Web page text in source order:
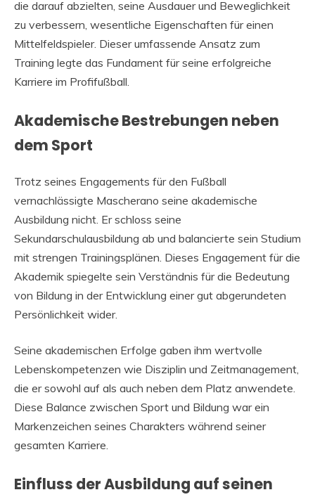
die darauf abzielten, seine Ausdauer und Beweglichkeit
zu verbessern, wesentliche Eigenschaften für einen
Mittelfeldspieler. Dieser umfassende Ansatz zum
Training legte das Fundament für seine erfolgreiche
Karriere im Profifußball.
Akademische Bestrebungen neben
dem Sport
Trotz seines Engagements für den Fußball
vernachlässigte Mascherano seine akademische
Ausbildung nicht. Er schloss seine
Sekundarschulausbildung ab und balancierte sein Studium
mit strengen Trainingsplänen. Dieses Engagement für die
Akademik spiegelte sein Verständnis für die Bedeutung
von Bildung in der Entwicklung einer gut abgerundeten
Persönlichkeit wider.
Seine akademischen Erfolge gaben ihm wertvolle
Lebenskompetenzen wie Disziplin und Zeitmanagement,
die er sowohl auf als auch neben dem Platz anwendete.
Diese Balance zwischen Sport und Bildung war ein
Markenzeichen seines Charakters während seiner
gesamten Karriere.
Einfluss der Ausbildung auf seinen